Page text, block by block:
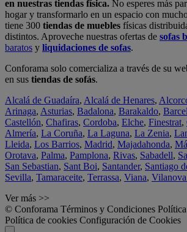
en nuestras tiendas física. No esperes más
hogar y transformarlo en un espacio con
tiene 300 tiendas de muebles físicas
distintos. Aproveche nuestras ofertas de sofas
baratos y liquidaciones de sofas.
Conforama solo comercializa a través de su
en sus tiendas de sofás.
Alcalá de Guadaíra, Alcalá de Henares,
Arinaga, Asturias, Badalona, Barakaldo,
Castellón, Chafiras, Cordoba, Elche, Finestrat,
Almería, La Coruña, La Laguna, La Zenia,
Lleida, Los Barrios, Madrid, Majadahonda,
Orotava, Palma, Pamplona, Rivas, Sabadell,
San Sebastian, Sant Boi, Santander, Santiago
Sevilla, Tamaraceite, Terrassa, Viana,
Ver más >>
© Conforama Términos y Condiciones
Política de cookies Configuración de Cookies